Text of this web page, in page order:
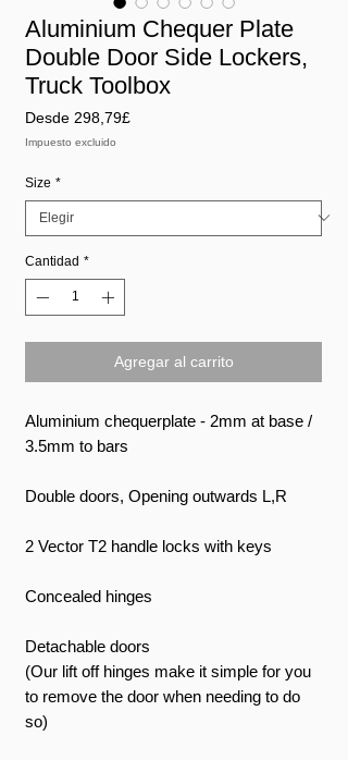
Aluminium Chequer Plate
Double Door Side Lockers,
Truck Toolbox
Desde 298,79£
Impuesto excluido
Size *
Cantidad *
Agregar al carrito
Aluminium chequerplate - 2mm at base /
3.5mm to bars
Double doors, Opening outwards L,R
2 Vector T2 handle locks with keys
Concealed hinges
Detachable doors
(Our lift off hinges make it simple for you
to remove the door when needing to do
so)